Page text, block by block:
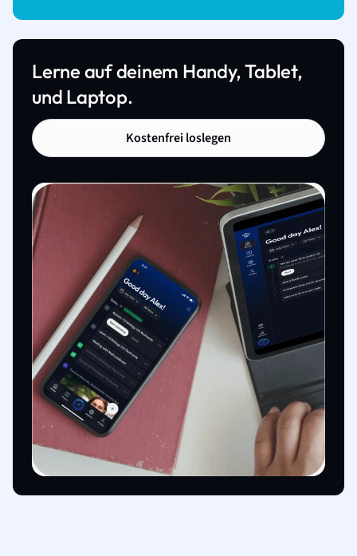
Lerne auf deinem Handy, Tablet,
und Laptop.
Kostenfrei loslegen